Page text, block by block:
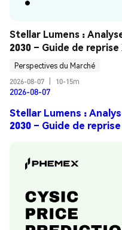
Stellar Lumens :
2030 – Guide de reprise
Perspectives du Marché
2026-08-07
10-15m
2026-08-07
Stellar Lumens :
2030 – Guide de